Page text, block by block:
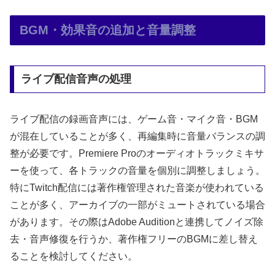
BGM・効果音の追加と音量調整
ライブ配信音声の処理
ライブ配信の録画音声には、ゲーム音・マイク音・BGM
が混在していることが多く、再編集時に音量バランスの調
整が必要です。Premiere Proのオーディオトラックミキサ
ーを使って、各トラックの音量を個別に調整しましょう。
特にTwitch配信には著作権管理された音楽が使われている
ことが多く、アーカイブの一部がミュートされている場合
があります。その際はAdobe Auditionと連携してノイズ除
去・音声修復を行うか、著作権フリーのBGMに差し替え
ることを検討してください。